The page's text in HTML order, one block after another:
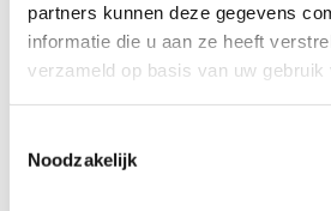
partners kunnen deze gegevens
informatie die u aan ze heeft
verzameld op basis van uw gebruik
Noodzakelijk
Aanvraag
Artikelnummer: TA008a